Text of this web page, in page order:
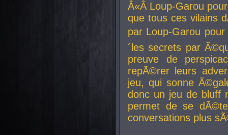
Â«Â Loup-Garou
que tous ces vilains
par Loup-Garou
´les secrets par
preuve de
repÃ©rer leurs
jeu, qui sonne
donc un jeu de bluff
permet de se
conversations plus